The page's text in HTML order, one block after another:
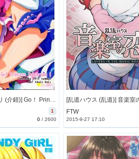
[介錯／PROJECTハラキリ (介錯)] Go！ Princess Teletraan1 (プリキュア) [10M]
1
0/ 2600
FTW
2015-9-27 17:10